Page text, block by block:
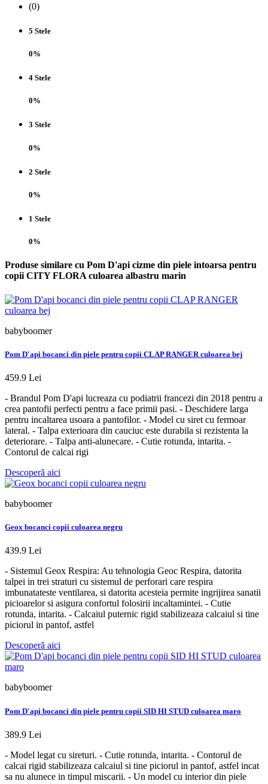
(0)
5 Stele
0%
4 Stele
0%
3 Stele
0%
2 Stele
0%
1 Stele
0%
Produse similare cu Pom D'api cizme din piele intoarsa pentru
copii CITY FLORA culoarea albastru marin
babyboomer
Pom D'api bocanci din piele pentru copii CLAP RANGER culoarea bej
459.9 Lei
- Brandul Pom D'api lucreaza cu podiatrii francezi din 2018 pentru a
crea pantofii perfecti pentru a face primii pasi. - Deschidere larga
pentru incaltarea usoara a pantofilor. - Model cu siret cu fermoar
lateral. - Talpa exterioara din cauciuc este durabila si rezistenta la
deteriorare. - Talpa anti-alunecare. - Cutie rotunda, intarita. -
Contorul de calcai rigi
Descoperă aici
babyboomer
Geox bocanci copii culoarea negru
439.9 Lei
- Sistemul Geox Respira: Au tehnologia Geoc Respira, datorita
talpei in trei straturi cu sistemul de perforari care respira
imbunatateste ventilarea, si datorita acesteia permite ingrijirea sanatii
picioarelor si asigura confortul folosirii incaltamintei. - Cutie
rotunda, intarita. - Calcaiul puternic rigid stabilizeaza calcaiul si tine
piciorul in pantof, astfel
Descoperă aici
babyboomer
Pom D'api bocanci din piele pentru copii SID HI STUD culoarea maro
389.9 Lei
- Model legat cu sireturi. - Cutie rotunda, intarita. - Contorul de
calcai rigid stabilizeaza calcaiul si tine piciorul in pantof, astfel incat
sa nu alunece in timpul miscarii. - Un model cu interior din piele